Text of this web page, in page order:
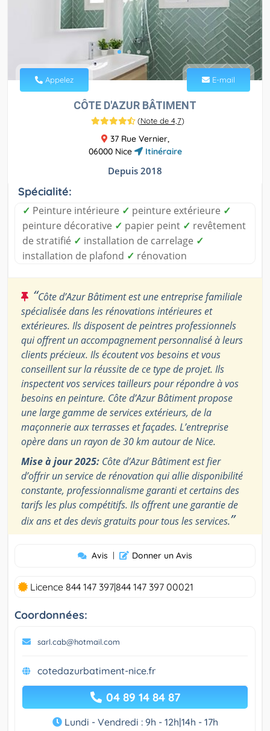
Appelez E-mail
CÔTE D'AZUR BÂTIMENT
(Note de 4,7)
37 Rue Vernier,
06000 Nice
Itinéraire
Depuis 2018
Spécialité:
✓ Peinture intérieure ✓ peinture extérieure ✓
peinture décorative ✓ papier peint ✓ revêtement
de stratifié ✓ installation de carrelage ✓
installation de plafond ✓ rénovation
“Côte d’Azur Bâtiment est une entreprise familiale
spécialisée dans les rénovations intérieures et
extérieures. Ils disposent de peintres professionnels
qui offrent un accompagnement personnalisé à leurs
clients précieux. Ils écoutent vos besoins et vous
conseillent sur la réussite de ce type de projet. Ils
inspectent vos services tailleurs pour répondre à vos
besoins en peinture. Côte d’Azur Bâtiment propose
une large gamme de services extérieurs, de la
maçonnerie aux terrasses et façades. L’entreprise
opère dans un rayon de 30 km autour de Nice.
Mise à jour 2025: Côte d’Azur Bâtiment est fier
d’offrir un service de rénovation qui allie disponibilité
constante, professionnalisme garanti et certains des
tarifs les plus compétitifs. Ils offrent une garantie de
dix ans et des devis gratuits pour tous les services.”
Avis | Donner un Avis
Licence 844 147 397|844 147 397 00021
Coordonnées:
sarl.cab@hotmail.com
cotedazurbatiment-nice.fr
04 89 14 84 87
Lundi - Vendredi : 9h - 12h|14h - 17h